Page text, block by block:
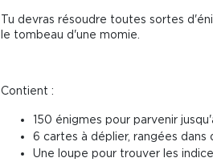
Tu devras résoudre toutes sortes
le tombeau d'une momie.
Contient :
150 énigmes pour parvenir
6 cartes à déplier, rangées dans
Une loupe pour trouver les